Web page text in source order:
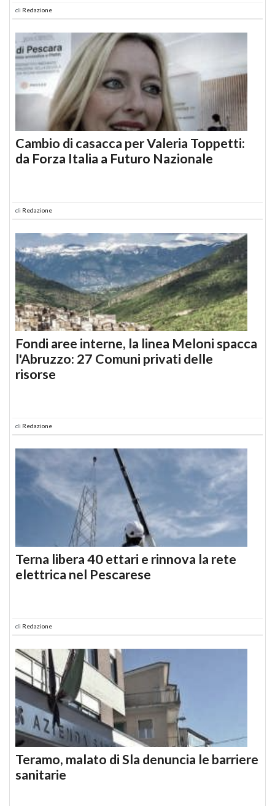
di Redazione
Cambio di casacca per Valeria Toppetti:
da Forza Italia a Futuro Nazionale
di Redazione
Fondi aree interne, la linea Meloni spacca
l'Abruzzo: 27 Comuni privati delle
risorse
di Redazione
Terna libera 40 ettari e rinnova la rete
elettrica nel Pescarese
di Redazione
Teramo, malato di Sla denuncia le barriere
sanitarie